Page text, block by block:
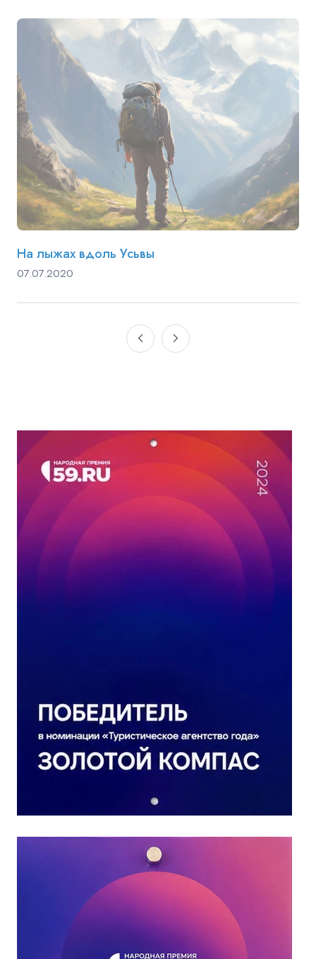
На лыжах вдоль Усьвы
07.07.2020